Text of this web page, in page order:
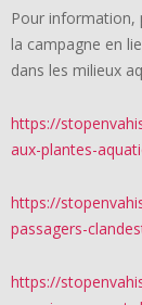
Pour information,
la campagne en
dans les milieux
https://
aux-plantes-
https://
passagers-
https://